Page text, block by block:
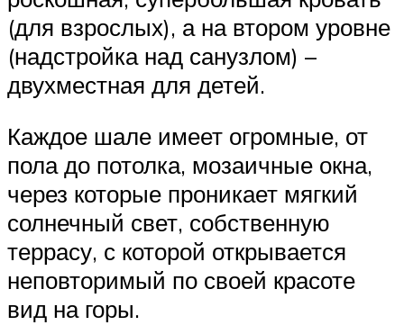
(для взрослых), а на втором уровне
(надстройка над санузлом) –
двухместная для детей.
Каждое шале имеет огромные, от
пола до потолка, мозаичные окна,
через которые проникает мягкий
солнечный свет, собственную
террасу, с которой открывается
неповторимый по своей красоте
вид на горы.